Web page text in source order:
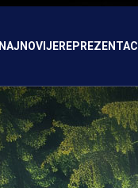
NAJNOVIJE